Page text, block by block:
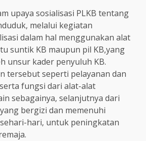
upaya sosialisasi PLKB tentang
melalui kegiatan
dalam hal menggunakan alat
suntik KB maupun pil KB,yang
unsur kader penyuluh KB.
tersebut seperti pelayanan dan
fungsi dari alat-alat
sebagainya, selanjutnya dari
bergizi dan memenuhi
hari, untuk peningkatan